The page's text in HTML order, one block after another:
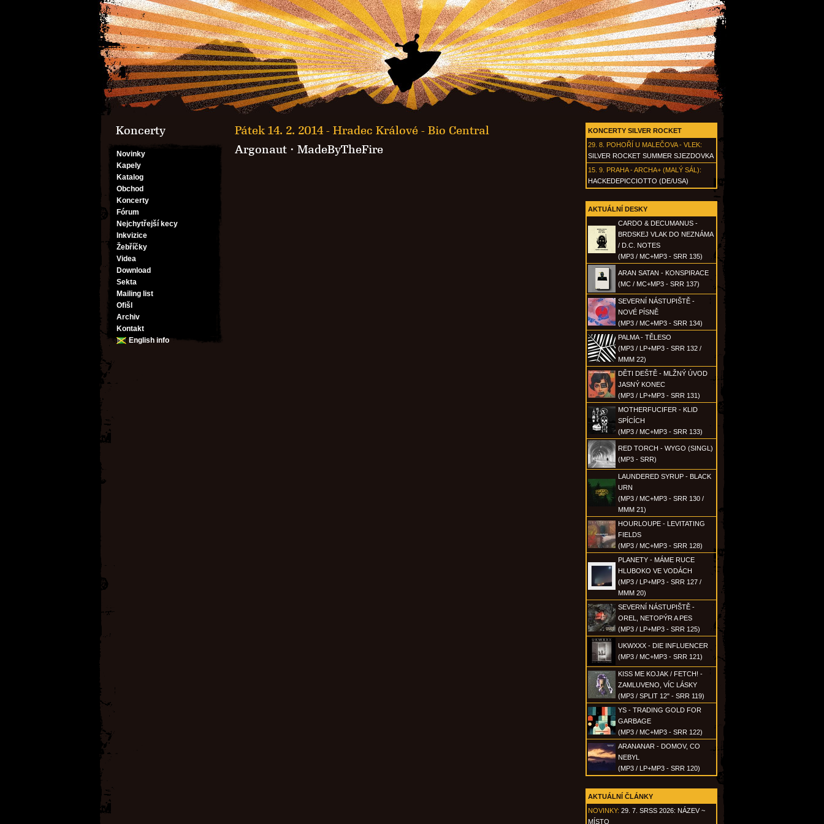
Koncerty
Novinky
Kapely
Katalog
Obchod
Koncerty
Fórum
Nejchytřejší kecy
Inkvizice
Žebříčky
Videa
Download
Sekta
Mailing list
Ofišl
Archiv
Kontakt
English info
KONCERTY SILVER ROCKET
29. 8. POHOŘÍ U MALEČOVA - VLEK:
SILVER ROCKET SUMMER SJEZDOVKA
15. 9. PRAHA - ARCHA+ (MALÝ SÁL):
HACKEDEPICCIOTTO (DE/USA)
AKTUÁLNÍ DESKY
CARDO & DECUMANUS -
BRDSKEJ VLAK DO NEZNÁMA
/ D.C. NOTES
(MP3 / MC+MP3 - SRR 135)
ARAN SATAN - KONSPIRACE
(MC / MC+MP3 - SRR 137)
SEVERNÍ NÁSTUPIŠTĚ -
NOVÉ PÍSNĚ
(MP3 / MC+MP3 - SRR 134)
PALMA - TĚLESO
(MP3 / LP+MP3 - SRR 132 /
MMM 22)
DĚTI DEŠTĚ - MLŽNÝ ÚVOD
JASNÝ KONEC
(MP3 / LP+MP3 - SRR 131)
MOTHERFUCIFER - KLID
SPÍCÍCH
(MP3 / MC+MP3 - SRR 133)
RED TORCH - WYGO (SINGL)
(MP3 - SRR)
LAUNDERED SYRUP - BLACK
URN
(MP3 / MC+MP3 - SRR 130 /
MMM 21)
HOURLOUPE - LEVITATING
FIELDS
(MP3 / MC+MP3 - SRR 128)
PLANETY - MÁME RUCE
HLUBOKO VE VODÁCH
(MP3 / LP+MP3 - SRR 127 /
MMM 20)
SEVERNÍ NÁSTUPIŠTĚ -
OREL, NETOPÝR A PES
(MP3 / LP+MP3 - SRR 125)
UKWXXX - DIE INFLUENCER
(MP3 / MC+MP3 - SRR 121)
KISS ME KOJAK / FETCH! -
ZAMLUVENO, VÍC LÁSKY
(MP3 / SPLIT 12" - SRR 119)
YS - TRADING GOLD FOR
GARBAGE
(MP3 / MC+MP3 - SRR 122)
ARANANAR - DOMOV, CO
NEBYL
(MP3 / LP+MP3 - SRR 120)
AKTUÁLNÍ ČLÁNKY
NOVINKY: 29. 7. SRSS 2026: NÁZEV ~
MÍSTO
Pátek 14. 2. 2014 - Hradec Králové - Bio Central
Argonaut · MadeByTheFire